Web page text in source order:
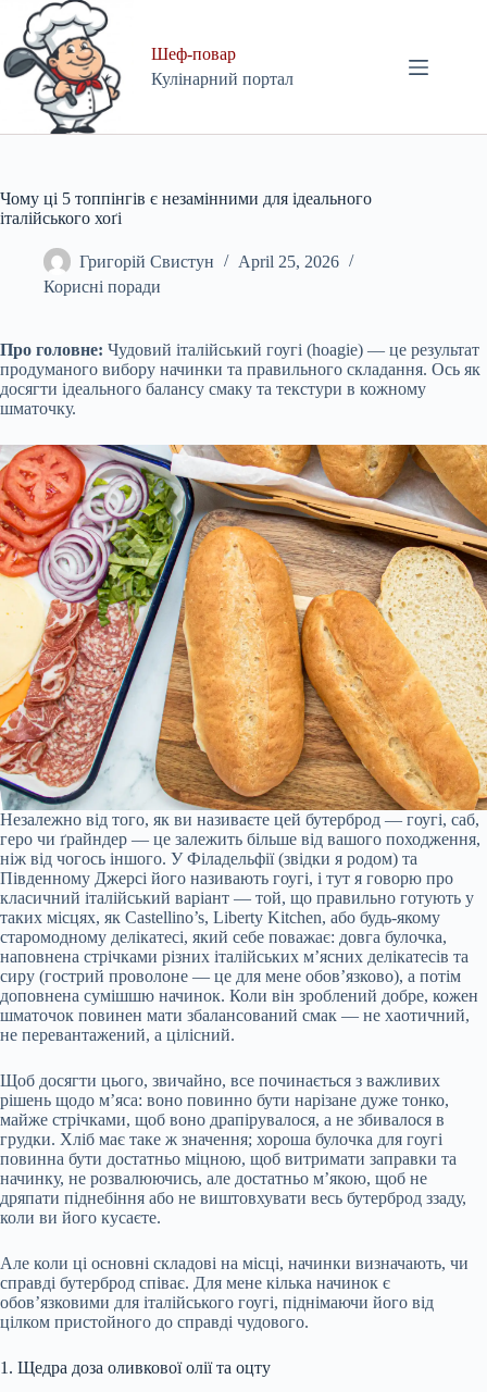
content
Шеф-повар
Кулінарний портал
Чому ці 5 топпінгів є незамінними для ідеального
італійського хоґі
Григорій Свистун
April 25, 2026
Корисні поради
Про головне: Чудовий італійський гоугі (hoagie) — це результат
продуманого вибору начинки та правильного складання. Ось як
досягти ідеального балансу смаку та текстури в кожному
шматочку.
Незалежно від того, як ви називаєте цей бутерброд — гоугі, саб,
геро чи ґрайндер — це залежить більше від вашого походження,
ніж від чогось іншого. У Філадельфії (звідки я родом) та
Південному Джерсі його називають гоугі, і тут я говорю про
класичний італійський варіант — той, що правильно готують у
таких місцях, як Castellino’s, Liberty Kitchen, або будь-якому
старомодному делікатесі, який себе поважає: довга булочка,
наповнена стрічками різних італійських м’ясних делікатесів та
сиру (гострий проволоне — це для мене обов’язково), а потім
доповнена сумішшю начинок. Коли він зроблений добре, кожен
шматочок повинен мати збалансований смак — не хаотичний,
не перевантажений, а цілісний.
Щоб досягти цього, звичайно, все починається з важливих
рішень щодо м’яса: воно повинно бути нарізане дуже тонко,
майже стрічками, щоб воно драпірувалося, а не збивалося в
грудки. Хліб має таке ж значення; хороша булочка для гоугі
повинна бути достатньо міцною, щоб витримати заправки та
начинку, не розвалюючись, але достатньо м’якою, щоб не
дряпати піднебіння або не виштовхувати весь бутерброд ззаду,
коли ви його кусаєте.
Але коли ці основні складові на місці, начинки визначають, чи
справді бутерброд співає. Для мене кілька начинок є
обов’язковими для італійського гоугі, піднімаючи його від
цілком пристойного до справді чудового.
1. Щедра доза оливкової олії та оцту